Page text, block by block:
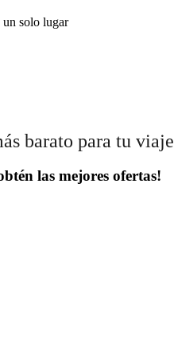
un solo lugar
barato para tu viaje
las mejores ofertas!